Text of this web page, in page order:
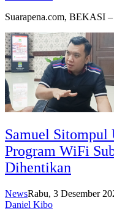
Suarapena.com, BEKASI
Samuel Sitompul
Program WiFi
Dihentikan
NewsRabu, 3 Desember
Daniel Kibo